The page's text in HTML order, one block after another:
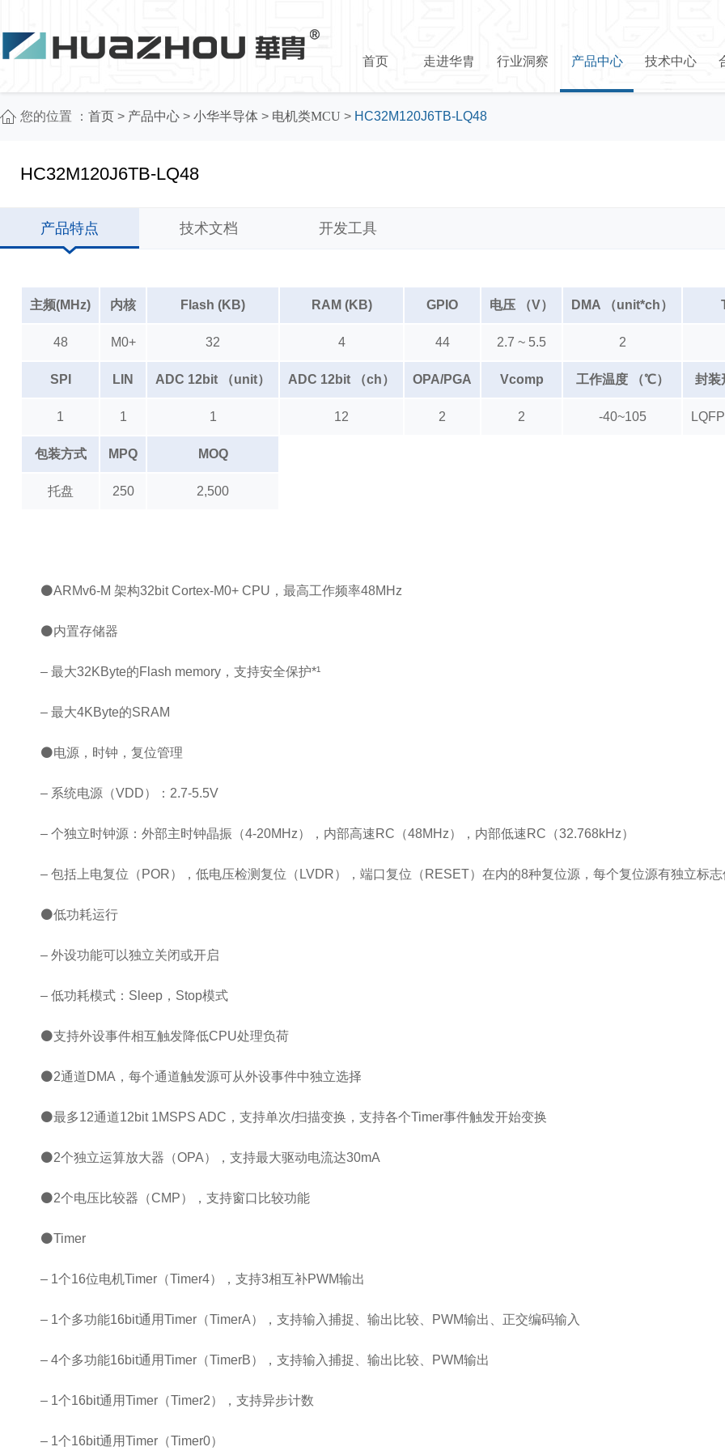
首页 走进华胄 行业洞察 产品中心 技术中心
您的位置 ： 首页 > 产品中心 > 小华半导体 > 电机类MCU > HC32M120J6TB-LQ48
HC32M120J6TB-LQ48
产品特点 技术文档 开发工具
主频(MHz) 内核 Flash (KB) RAM (KB) GPIO 电压 （V） DMA （unit*ch）
48 M0+ 32 4 44 2.7 ~ 5.5 2
SPI LIN ADC 12bit （unit） ADC 12bit （ch） OPA/PGA Vcomp 工作温度 （℃） 封装
1 1 1 12 2 2 -40~105
包装方式 MPQ MOQ
托盘 250 2,500
⚫ARMv6-M 架构32bit Cortex-M0+ CPU，最高工作频率48MHz
⚫内置存储器
– 最大32KByte的Flash memory，支持安全保护*¹
– 最大4KByte的SRAM
⚫电源，时钟，复位管理
– 系统电源（VDD）：2.7-5.5V
– 个独立时钟源：外部主时钟晶振（4-20MHz），内部高速RC（48MHz），内部低速RC（32.768kHz）
– 包括上电复位（POR），低电压检测复位（LVDR），端口复位（RESET）在内的8种复位源，每个复位源有独立标志
⚫低功耗运行
– 外设功能可以独立关闭或开启
– 低功耗模式：Sleep，Stop模式
⚫支持外设事件相互触发降低CPU处理负荷
⚫2通道DMA，每个通道触发源可从外设事件中独立选择
⚫最多12通道12bit 1MSPS ADC，支持单次/扫描变换，支持各个Timer事件触发开始变换
⚫2个独立运算放大器（OPA），支持最大驱动电流达30mA
⚫2个电压比较器（CMP），支持窗口比较功能
⚫Timer
– 1个16位电机Timer（Timer4），支持3相互补PWM输出
– 1个多功能16bit通用Timer（TimerA），支持输入捕捉、输出比较、PWM输出、正交编码输入
– 4个多功能16bit通用Timer（TimerB），支持输入捕捉、输出比较、PWM输出
– 1个16bit通用Timer（Timer2），支持异步计数
– 1个16bit通用Timer（Timer0）